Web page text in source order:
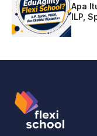
Apa
ILP,